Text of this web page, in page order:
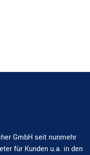
GmbH seit nunmehr
für Kunden u.a. in den